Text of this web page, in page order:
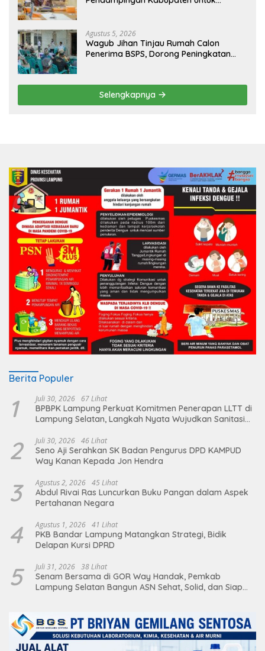
Agustus 5, 2026
Wagub Jihan Tinjau Rumah Calon
Penerima BSPS, Dorong Peningkatan
Selengkapnya
Berita Populer
1 Juli 30, 2026 67 Lihat
BPBPK Lampung Perkuat Komitmen Penerapan LLTT di
Lampung Selatan, Langkah Nyata Wujudkan Sanitasi
2 Juli 30, 2026 46 Lihat
Seno Aji Serahkan SK Badan Pengurus DPD KAMPUD
Way Kanan Kepada Jon Hendra
3 Agustus 2, 2026 45 Lihat
Abdul Rivai Ras Luncurkan Buku Pangan dalam Aspek
Pertahanan Negara
4 Agustus 1, 2026 41 Lihat
PKB Bandar Lampung Matangkan Strategi, Bidik
Delapan Kursi DPRD
5 Juli 31, 2026 38 Lihat
Senam Bersama di GOR Way Handak, Pemkab
Lampung Selatan Bangun ASN Sehat, Solid, dan Siap